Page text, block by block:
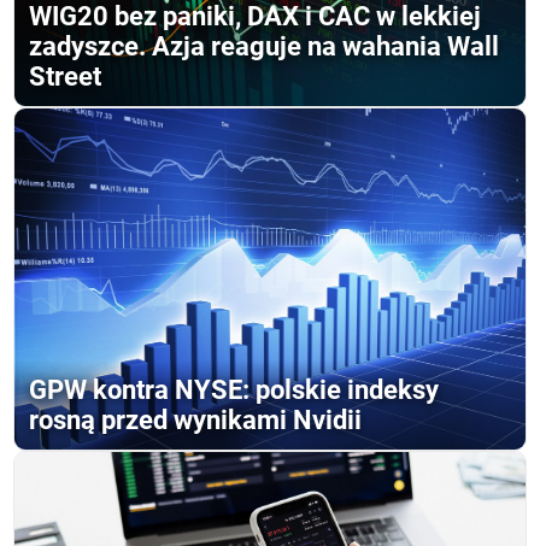
WIG20 bez paniki, DAX i CAC w lekkiej
zadyszce. Azja reaguje na wahania Wall
Street
GPW kontra NYSE: polskie indeksy
rosną przed wynikami Nvidii